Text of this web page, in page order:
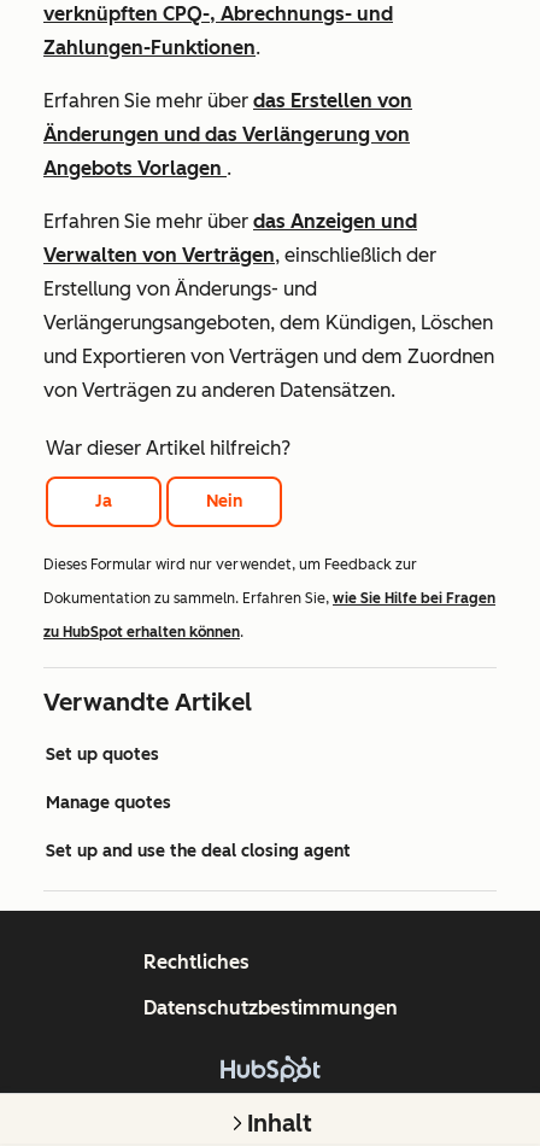
verknüpften CPQ-, Abrechnungs- und
Zahlungen-Funktionen.
Erfahren Sie mehr über das Erstellen von
Änderungen und das Verlängerung von
Angebots Vorlagen .
Erfahren Sie mehr über das Anzeigen und
Verwalten von Verträgen, einschließlich der
Erstellung von Änderungs- und
Verlängerungsangeboten, dem Kündigen, Löschen
und Exportieren von Verträgen und dem Zuordnen
von Verträgen zu anderen Datensätzen.
War dieser Artikel hilfreich?
Ja Nein
Dieses Formular wird nur verwendet, um Feedback zur
Dokumentation zu sammeln. Erfahren Sie, wie Sie Hilfe bei Fragen
zu HubSpot erhalten können.
Verwandte Artikel
Set up quotes
Manage quotes
Set up and use the deal closing agent
Inhalt
Copyright © 2026 HubSpot, Inc.
Rechtliches
Datenschutzbestimmungen